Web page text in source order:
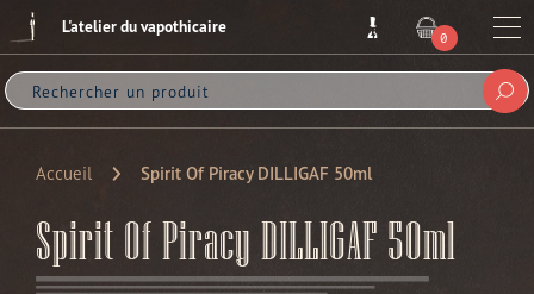
Passer
au
L'atelier du vapothicaire
0
ARTICLE
Accueil Spirit Of Piracy DILLIGAF 50ml
Spirit Of Piracy DILLIGAF 50ml